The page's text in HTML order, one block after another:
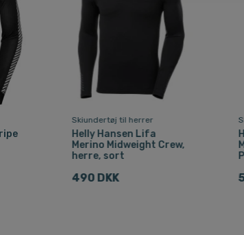
Skiundertøj til herrer
Helly Hansen Lifa
Merino Midweight Crew,
herre, sort
490 DKK